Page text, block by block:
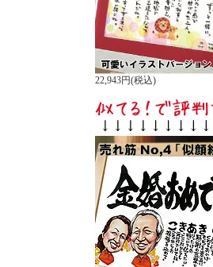
22,943円(税込)